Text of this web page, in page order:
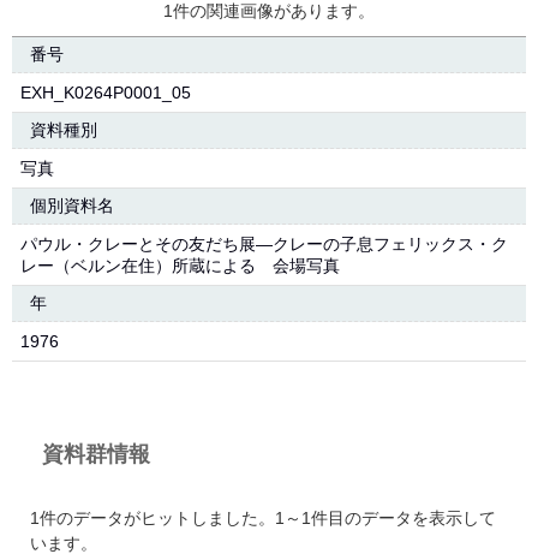
1件の関連画像があります。
番号
EXH_K0264P0001_05
資料種別
写真
個別資料名
パウル・クレーとその友だち展―クレーの子息フェリックス・ク
レー（ベルン在住）所蔵による 会場写真
年
1976
資料群情報
1件のデータがヒットしました。1～1件目のデータを表示して
います。